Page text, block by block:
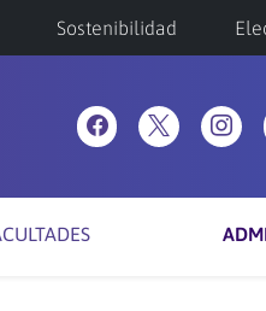
Sostenibilidad